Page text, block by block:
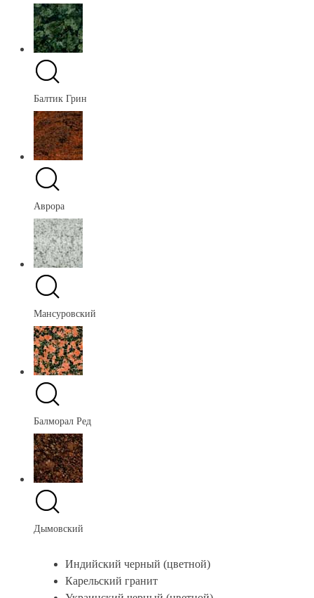
Балтик Грин
Аврора
Мансуровский
Балморал Ред
Дымовский
Индийский черный (цветной)
Карельский гранит